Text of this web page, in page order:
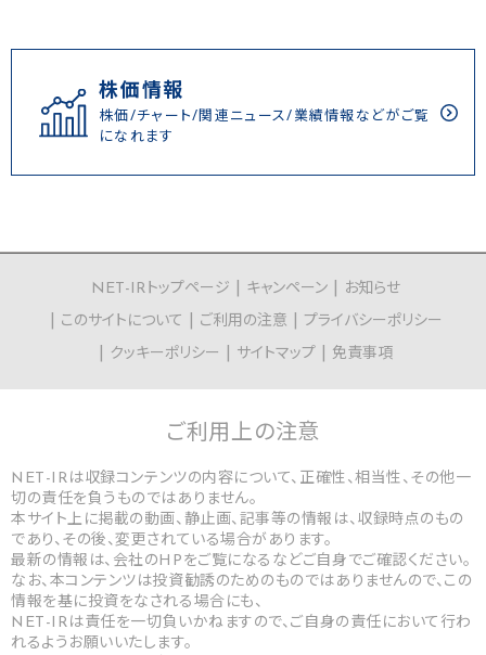
株価情報
株価/チャート/関連ニュース/業績情報などがご覧
になれます
NET-IRトップページ キャンペーン
お知らせ
このサイトについて
ご利用の注意
プライバシーポリシー
クッキーポリシー
サイトマップ 免責事項
ご利用上の注意
NET-IRは収録コンテンツの内容について、正確性、相当性、その他一
切の責任を負うものではありません。
本サイト上に掲載の動画、静止画、記事等の情報は、収録時点のもの
であり、その後、変更されている場合があります。
最新の情報は、会社のHPをご覧になるなどご自身でご確認ください。
なお、本コンテンツは投資勧誘のためのものではありませんので、この
情報を基に投資をなされる場合にも、
NET-IRは責任を一切負いかねますので、ご自身の責任において行わ
れるようお願いいたします。